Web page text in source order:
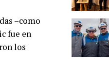
–como
fue en
los